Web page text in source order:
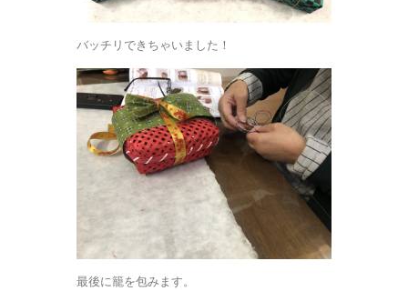
バッチリできちゃいました！
最後に籠を包みます。